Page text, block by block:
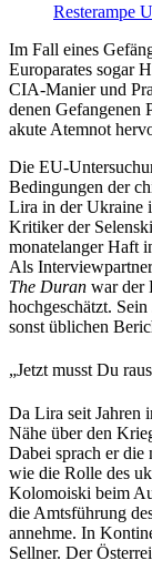
Resterampe
Im Fall eines
Europarates sogar
CIA-Manier und
denen Gefangenen
akute Atemnot
Die EU-
Bedingungen der
Lira in der Ukraine
Kritiker der
monatelanger Haft
Als
The Duran war der
hochgeschätzt.
sonst üblichen
„Jetzt musst Du
Da Lira seit Jahren
Nähe über den
Dabei sprach er die
wie die Rolle des
Kolomoiski beim
die Amtsführung
annehme. In
Sellner. Der